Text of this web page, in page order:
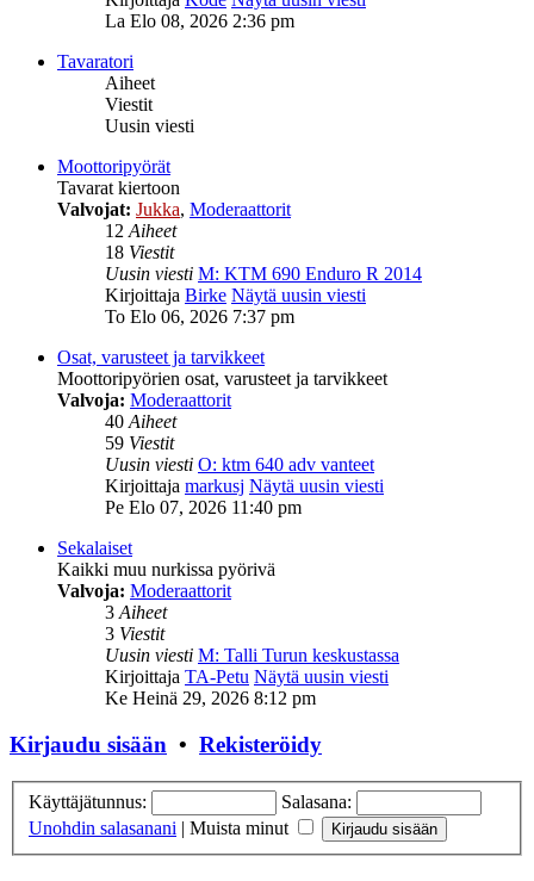
La Elo 08, 2026 2:36 pm
Tavaratori
Aiheet
Viestit
Uusin viesti
Moottoripyörät
Tavarat kiertoon
Valvojat: Jukka, Moderaattorit
12Aiheet
18 Viestit
Uusin viesti M: KTM 690 Enduro R 2014
Kirjoittaja Birke Näytä uusin viesti
To Elo 06, 2026 7:37 pm
Osat, varusteet ja tarvikkeet
Moottoripyörien osat, varusteet ja tarvikkeet
Valvoja: Moderaattorit
40Aiheet
59 Viestit
Uusin viesti O: ktm 640 adv vanteet
Kirjoittaja markusj Näytä uusin viesti
Pe Elo 07, 2026 11:40 pm
Sekalaiset
Kaikki muu nurkissa pyörivä
Valvoja: Moderaattorit
3Aiheet
3 Viestit
Uusin viesti M: Talli Turun keskustassa
Kirjoittaja TA-Petu Näytä uusin viesti
Ke Heinä 29, 2026 8:12 pm
Kirjaudu sisään • Rekisteröidy
Käyttäjätunnus:
Salasana:
Unohdin salasanani | Muista minut